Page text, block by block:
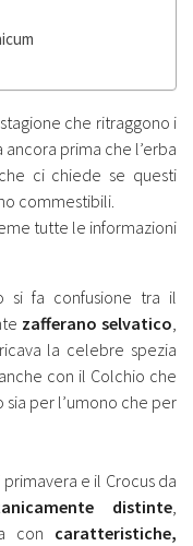
che ritraggono i
prima che l’erba
ci chiede se questi
commestibili.
tutte le informazioni
si fa confusione tra il
zafferano selvatico
la celebre spezia
con il Colchio che
per l’umono che per
e il Crocus da
distinte
con caratteristiche,